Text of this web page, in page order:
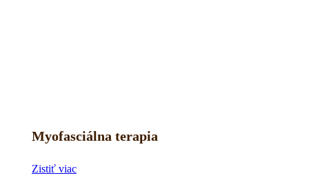
Myofasciálna terapia
Zistiť viac